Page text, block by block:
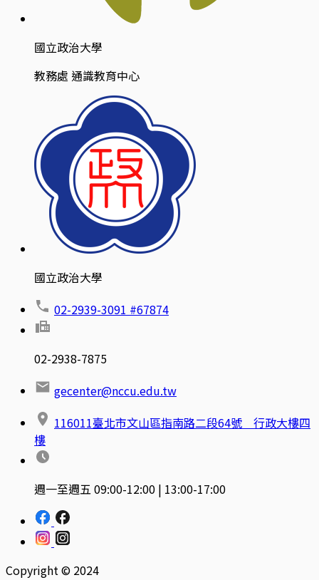
國立政治大學
教務處 通識教育中心
國立政治大學
02-2939-3091 #67874
02-2938-7875
gecenter@nccu.edu.tw
116011臺北市文山區指南路二段64號 行政大樓四
樓
週一至週五 09:00-12:00 | 13:00-17:00
Copyright © 2024